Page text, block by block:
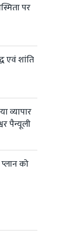
पर
एवं शांति
पैन्यूली
को